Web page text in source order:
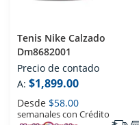
Tenis Nike Calzado
Dm8682001
Precio de contado
A: $1,899.00
Desde $58.00
semanales con Crédito